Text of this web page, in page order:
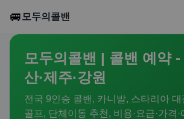
🚐 모두의콜밴
모두의콜밴 | 콜밴 예약 -
산·제주·강원
전국 9인승 콜밴, 카니발, 스타리아
골프, 단체이동 추천, 비용·요금·가격·